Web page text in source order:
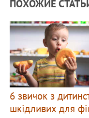
ПОХОЖИЕ
6 звичок з
шкідливих для